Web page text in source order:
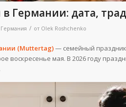
Германии: дата,
Германия / от Olek Roshchenko
(Muttertag)— семейный
воскресенье мая. В 2026 году